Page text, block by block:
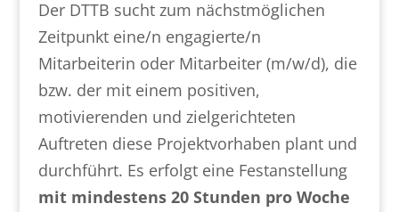
Der DTTB sucht zum nächstmöglichen
Zeitpunkt eine/n engagierte/n
Mitarbeiterin oder Mitarbeiter (m/w/d), die
bzw. der mit einem positiven,
motivierenden und zielgerichteten
Auftreten diese Projektvorhaben plant und
durchführt. Es erfolgt eine Festanstellung
mit mindestens 20 Stunden pro Woche